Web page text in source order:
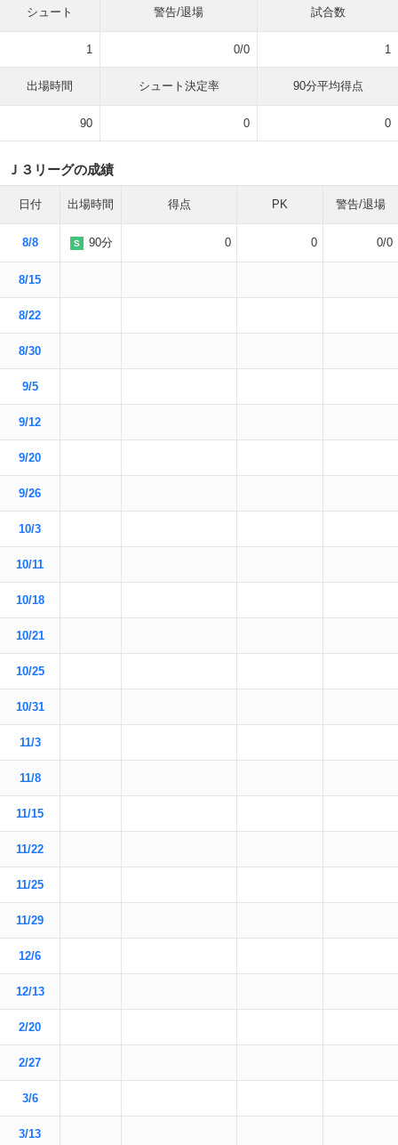
シュート 警告/退場 試合数
1 0/0 1
出場時間 シュート決定率 90分平均得点
90 0 0
Ｊ３リーグの成績
日付 出場時間 得点 PK 警告/退場
8/8 S 90分 0 0 0/0
8/15
8/22
8/30
9/5
9/12
9/20
9/26
10/3
10/11
10/18
10/21
10/25
10/31
11/3
11/8
11/15
11/22
11/25
11/29
12/6
12/13
2/20
2/27
3/6
3/13